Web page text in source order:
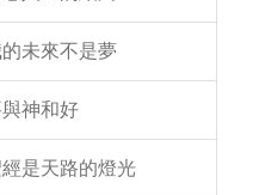
未來不是夢
神和好
是天路的燈光